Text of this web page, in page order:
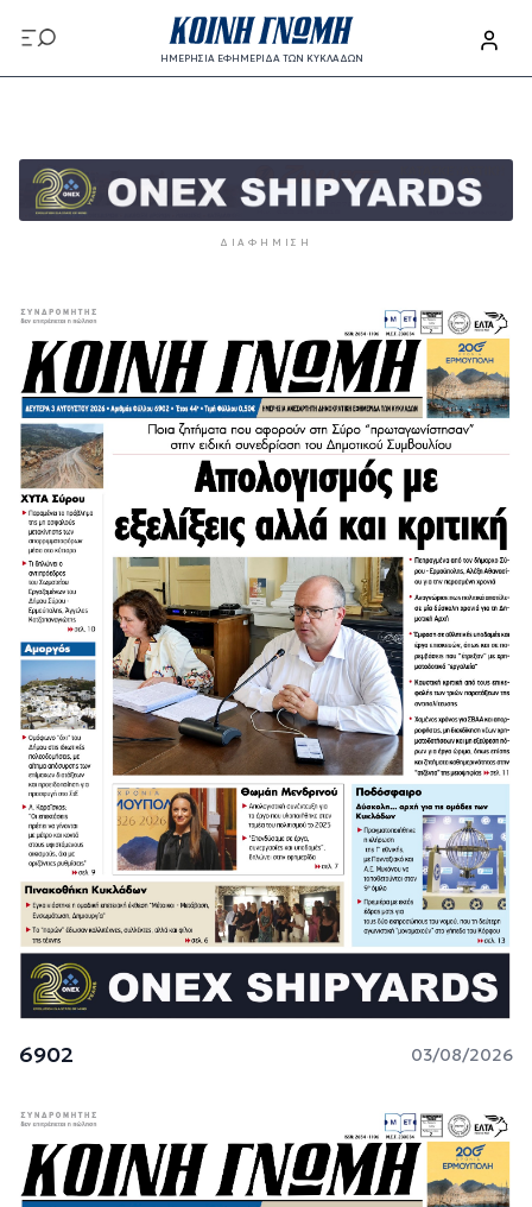
Παράκαμψη προς το κυρίως περιεχόμενο
ΗΜΕΡΗΣΙΑ ΕΦΗΜΕΡΙΔΑ ΤΩΝ ΚΥΚΛΑΔΩΝ
ΔΙΑΦΉΜΙΣΗ
6902 03/08/2026